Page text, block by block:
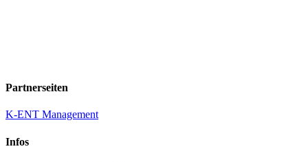
Partnerseiten
K-ENT Management
Infos